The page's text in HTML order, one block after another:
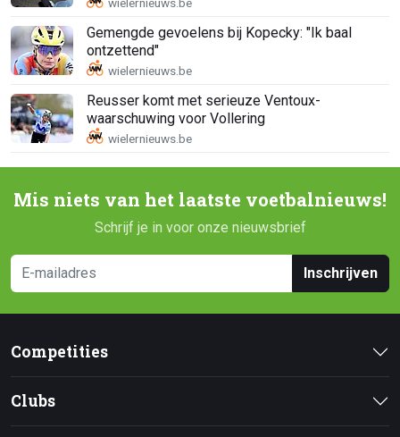
Gemengde gevoelens bij Kopecky: "Ik baal
ontzettend"
Reusser komt met serieuze Ventoux-
waarschuwing voor Vollering
Mis niets van het laatste voetbalnieuws!
Schrijf je in voor onze nieuwsbrief
Inschrijven
Competities
Clubs